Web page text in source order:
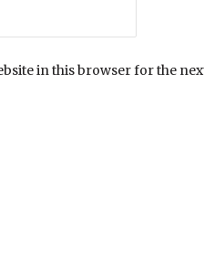
in this browser for the